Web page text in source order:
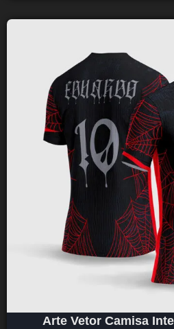
Arte Vetor Camisa